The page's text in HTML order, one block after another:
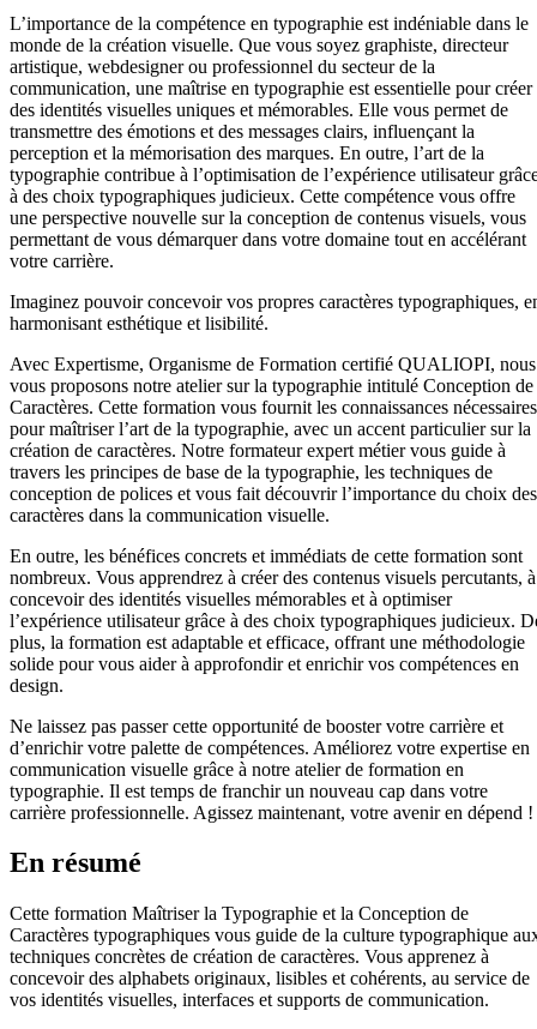
L’importance de la compétence en typographie est indéniable dans le
monde de la création visuelle. Que vous soyez graphiste, directeur
artistique, webdesigner ou professionnel du secteur de la
communication, une maîtrise en typographie est essentielle pour créer
des identités visuelles uniques et mémorables. Elle vous permet de
transmettre des émotions et des messages clairs, influençant la
perception et la mémorisation des marques. En outre, l’art de la
typographie contribue à l’optimisation de l’expérience utilisateur
à des choix typographiques judicieux. Cette compétence vous offre
une perspective nouvelle sur la conception de contenus visuels, vous
permettant de vous démarquer dans votre domaine tout en accélérant
votre carrière.
Imaginez pouvoir concevoir vos propres caractères typographiques,
harmonisant esthétique et lisibilité.
Avec Expertisme, Organisme de Formation certifié QUALIOPI, nous
vous proposons notre atelier sur la typographie intitulé Conception de
Caractères. Cette formation vous fournit les connaissances nécessaires
pour maîtriser l’art de la typographie, avec un accent particulier sur la
création de caractères. Notre formateur expert métier vous guide à
travers les principes de base de la typographie, les techniques de
conception de polices et vous fait découvrir l’importance du choix des
caractères dans la communication visuelle.
En outre, les bénéfices concrets et immédiats de cette formation sont
nombreux. Vous apprendrez à créer des contenus visuels percutants, à
concevoir des identités visuelles mémorables et à optimiser
l’expérience utilisateur grâce à des choix typographiques judicieux.
plus, la formation est adaptable et efficace, offrant une méthodologie
solide pour vous aider à approfondir et enrichir vos compétences en
design.
Ne laissez pas passer cette opportunité de booster votre carrière et
d’enrichir votre palette de compétences. Améliorez votre expertise en
communication visuelle grâce à notre atelier de formation en
typographie. Il est temps de franchir un nouveau cap dans votre
carrière professionnelle. Agissez maintenant, votre avenir en dépend !
En résumé
Cette formation Maîtriser la Typographie et la Conception de
Caractères typographiques vous guide de la culture typographique
techniques concrètes de création de caractères. Vous apprenez à
concevoir des alphabets originaux, lisibles et cohérents, au service de
vos identités visuelles, interfaces et supports de communication.